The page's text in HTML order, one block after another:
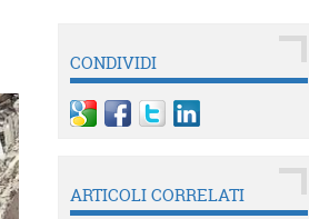
CONDIVIDI
ARTICOLI CORRELATI